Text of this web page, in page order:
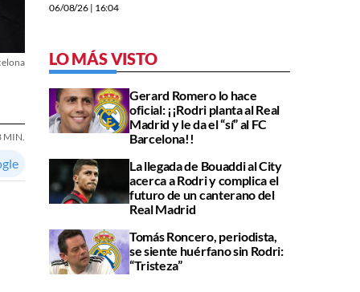
MIN.
06/08/26 | 16:04
LO MÁS VISTO
Gerard Romero lo hace
oficial: ¡¡Rodri planta al Real
Madrid y le da el “sí” al FC
Barcelona!!
La llegada de Bouaddi al City
acerca a Rodri y complica el
futuro de un canterano del
Real Madrid
Tomás Roncero, periodista,
se siente huérfano sin Rodri:
“Tristeza”